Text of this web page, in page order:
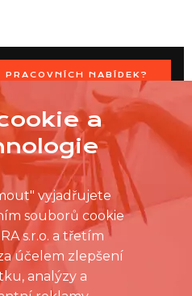
NABÍDEK?
S VAŠIMI ČASOVÝMI
a
vyjadřujete
souborů cookie
s.r.o. a třetím
účelem zlepšení
analýzy a